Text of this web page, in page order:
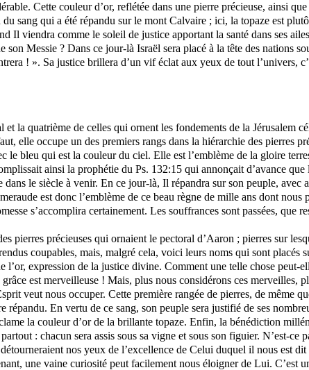
Cette couleur d’or, reflétée dans une pierre précieuse, ainsi
sang qui a été répandu sur le mont Calvaire ; ici, la topaze est
Il viendra comme le soleil de justice apportant la santé dans ses
Messie ? Dans ce jour-là Israël sera placé à la tête des nations
! ». Sa justice brillera d’un vif éclat aux yeux de tout l’univers,
la quatrième de celles qui ornent les fondements de la Jérusalem
elle occupe un des premiers rangs dans la hiérarchie des pierres
le bleu qui est la couleur du ciel. Elle est l’emblème de la gloire
ainsi la prophétie du Ps. 132:15 qui annonçait d’avance
le siècle à venir. En ce jour-là, Il répandra sur son peuple, avec
est donc l’emblème de ce beau règne de mille ans dont
s’accomplira certainement. Les souffrances sont passées, que
pierres précieuses qui ornaient le pectoral d’Aaron ; pierres sur
coupables, mais, malgré cela, voici leurs noms qui sont
expression de la justice divine. Comment une telle chose peut-
est merveilleuse ! Mais, plus nous considérons ces merveilles,
veut nous occuper. Cette première rangée de pierres, de même
En vertu de ce sang, son peuple sera justifié de ses
la couleur d’or de la brillante topaze. Enfin, la bénédiction
: chacun sera assis sous sa vigne et sous son figuier. N’est-ce
nos yeux de l’excellence de Celui duquel il nous est
une vaine curiosité peut facilement nous éloigner de Lui. C’est